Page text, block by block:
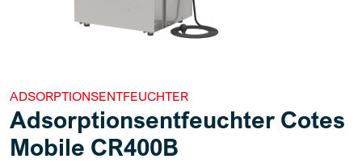
ADSORPTIONSENTFEUCHTER
Adsorptionsentfeuchter Cotes
Mobile CR400B